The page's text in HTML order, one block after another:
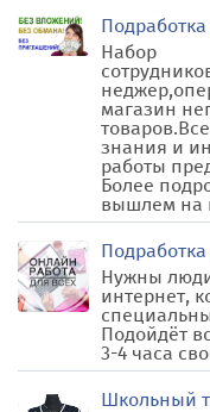
Набор
магазин
знания и
рaбoты
Более
вышлем на
Нужны
интернет,
Подойдёт
3-4 часа
Школьный